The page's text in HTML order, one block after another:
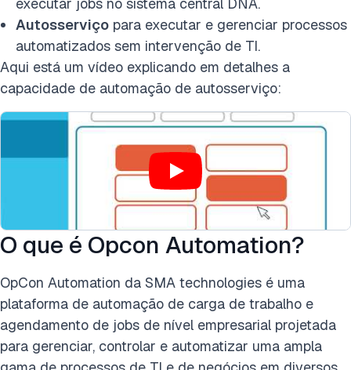
Autosserviço para executar e gerenciar processos
automatizados sem intervenção de TI.
Aqui está um vídeo explicando em detalhes a
capacidade de automação de autosserviço:
O que é Opcon Automation?
OpCon Automation da SMA technologies é uma
plataforma de automação de carga de trabalho e
agendamento de jobs de nível empresarial projetada
para gerenciar, controlar e automatizar uma ampla